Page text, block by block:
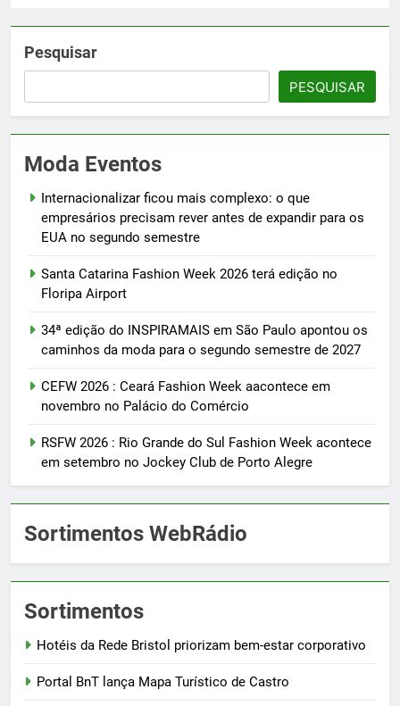
Pesquisar
PESQUISAR
Moda Eventos
Internacionalizar ficou mais complexo: o que
empresários precisam rever antes de expandir para os
EUA no segundo semestre
Santa Catarina Fashion Week 2026 terá edição no
Floripa Airport
34ª edição do INSPIRAMAIS em São Paulo apontou os
caminhos da moda para o segundo semestre de 2027
CEFW 2026 : Ceará Fashion Week aacontece em
novembro no Palácio do Comércio
RSFW 2026 : Rio Grande do Sul Fashion Week acontece
em setembro no Jockey Club de Porto Alegre
Sortimentos WebRádio
Sortimentos
Hotéis da Rede Bristol priorizam bem-estar corporativo
Portal BnT lança Mapa Turístico de Castro